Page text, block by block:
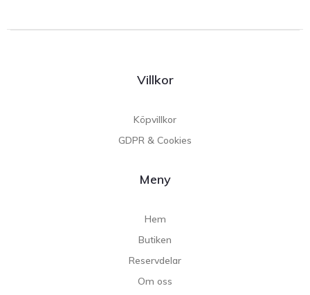
Villkor
Köpvillkor
GDPR & Cookies
Meny
Hem
Butiken
Reservdelar
Om oss